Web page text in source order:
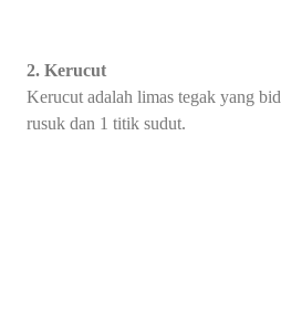
2. Kerucut
Kerucut adalah limas tegak yang
rusuk dan 1 titik sudut.